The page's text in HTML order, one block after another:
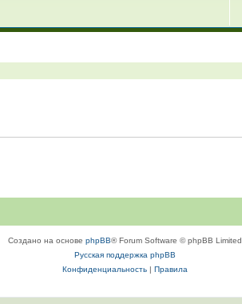
Создано на основе phpBB® Forum Software © phpBB Limited
Русская поддержка phpBB
Конфиденциальность| Правила